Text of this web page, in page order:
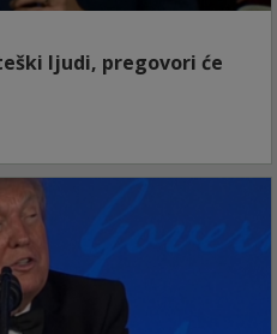
ljudi, pregovori će